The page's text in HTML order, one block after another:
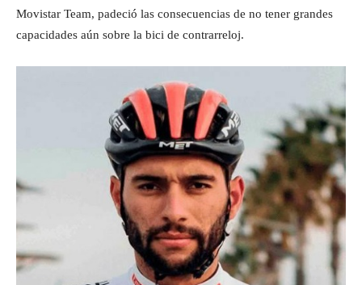
Movistar Team, padeció las consecuencias de no tener grandes
capacidades aún sobre la bici de contrarreloj.